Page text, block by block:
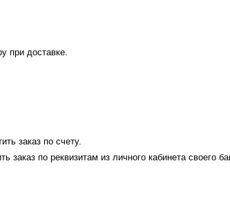
при доставке.
заказ по счету.
заказ по реквизитам из личного кабинета своего